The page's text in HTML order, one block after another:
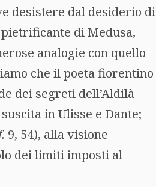
desistere dal desiderio di
di Medusa,
analogie con quello
che il poeta fiorentino
dei segreti dell’Aldilà
in Ulisse e Dante;
9, 54), alla visione
dei limiti imposti al